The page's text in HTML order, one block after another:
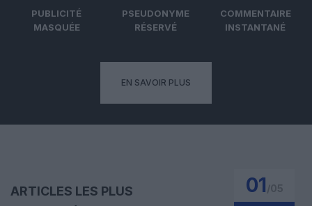
PUBLICITÉ
MASQUÉE
PSEUDONYME
RÉSERVÉ
COMMENTAIRE
INSTANTANÉ
EN SAVOIR PLUS
ARTICLES LES PLUS
01